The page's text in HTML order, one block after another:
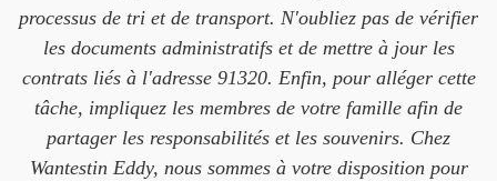
processus de tri et de transport. N'oubliez pas de vérifier
les documents administratifs et de mettre à jour les
contrats liés à l'adresse 91320. Enfin, pour alléger cette
tâche, impliquez les membres de votre famille afin de
partager les responsabilités et les souvenirs. Chez
Wantestin Eddy, nous sommes à votre disposition pour